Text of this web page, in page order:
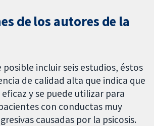
de los autores de la
posible incluir seis estudios, éstos
de calidad alta que indica que
y se puede utilizar para
con conductas muy
causadas por la psicosis.